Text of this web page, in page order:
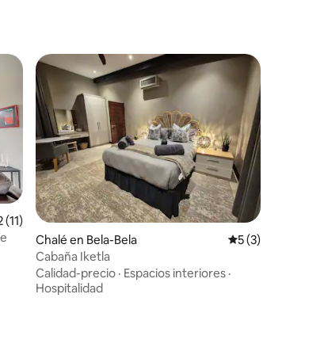
promedio: 4.82 de 5, 11 reseñas
(11)
Chalé en Bela-Bela Calificación
5 (3)
Cabaña Iketla
Calidad-precio · Espacios interiores ·
Hospitalidad